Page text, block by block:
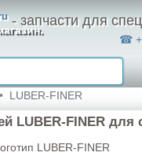
- запчасти для
☎
LUBER-FINER
LUBER-FINER для